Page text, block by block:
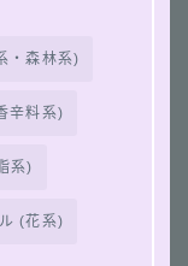
・森林系)
辛料系)
系)
(花系)